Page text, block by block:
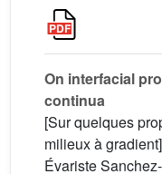
On interfacial
continua
[Sur quelques
milieux à gradient]
Évariste